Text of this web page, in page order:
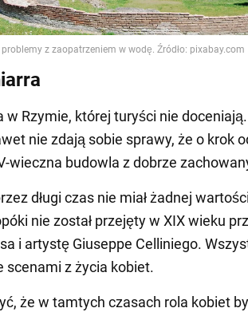
w Rzymie, której turyści nie
nie zdają sobie sprawy, że o krok
wieczna budowla z dobrze
długi czas nie miał żadnej
nie został przejęty w XIX wieku
i artystę Giuseppe Celliniego.
scenami z życia kobiet.
że w tamtych czasach rola kobiet